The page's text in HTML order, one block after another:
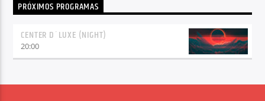
PRÓXIMOS PROGRAMAS
CENTER D´LUXE (NIGHT)
20:00